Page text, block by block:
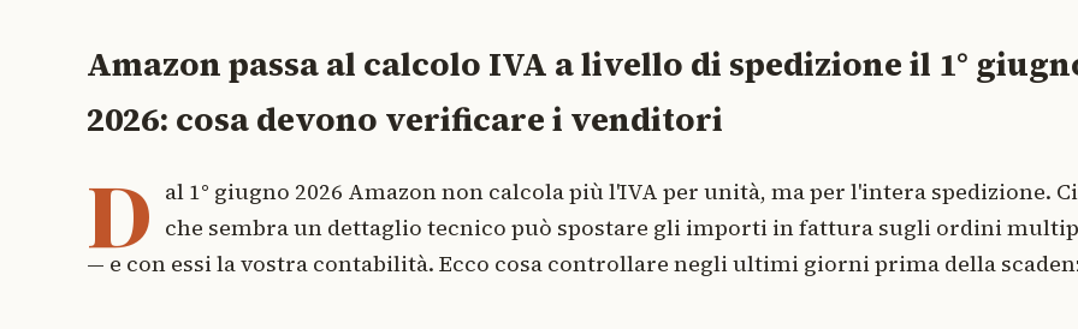
Amazon passa al calcolo IVA a livello di spedizione il 1°
2026: cosa devono verificare i venditori
D al 1° giugno 2026 Amazon non calcola più l'IVA per unità, ma per l'intera spedizione.
che sembra un dettaglio tecnico può spostare gli importi in fattura sugli ordini
— e con essi la vostra contabilità. Ecco cosa controllare negli ultimi giorni prima della